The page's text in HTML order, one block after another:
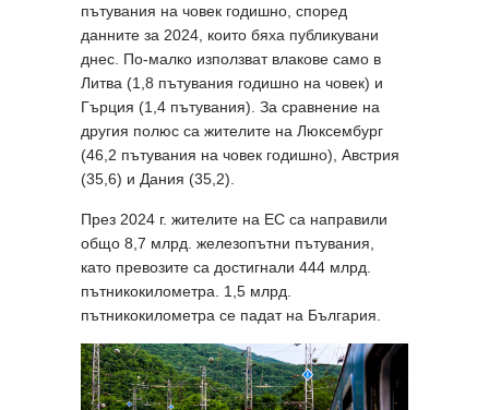
пътувания на човек годишно, според
данните за 2024, които бяха публикувани
днес. По-малко използват влакове само в
Литва (1,8 пътувания годишно на човек) и
Гърция (1,4 пътувания). За сравнение на
другия полюс са жителите на Люксембург
(46,2 пътувания на човек годишно), Австрия
(35,6) и Дания (35,2).
През 2024 г. жителите на ЕС са направили
общо 8,7 млрд. железопътни пътувания,
като превозите са достигнали 444 млрд.
пътникокилометра. 1,5 млрд.
пътникокилометра се падат на България.